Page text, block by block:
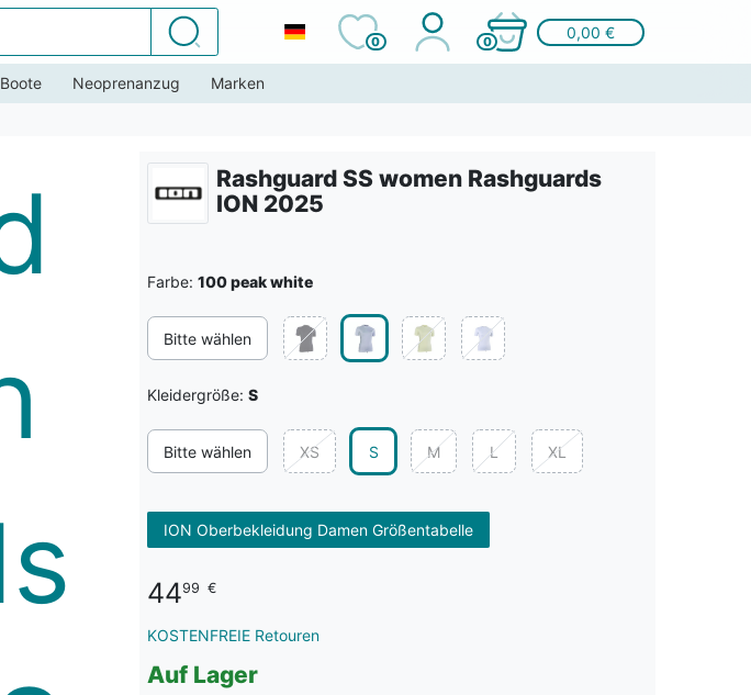
Suchen
0 0
0,00 €
Boote Neoprenanzug Marken
Rashguard SS women Rashguards
ION 2025
Farbe: 100 peak white
Bitte wählen
Kleidergröße: S
Bitte wählen XS S M L XL
ION Oberbekleidung Damen Größentabelle
4499 €
KOSTENFREIE Retouren
Auf Lager